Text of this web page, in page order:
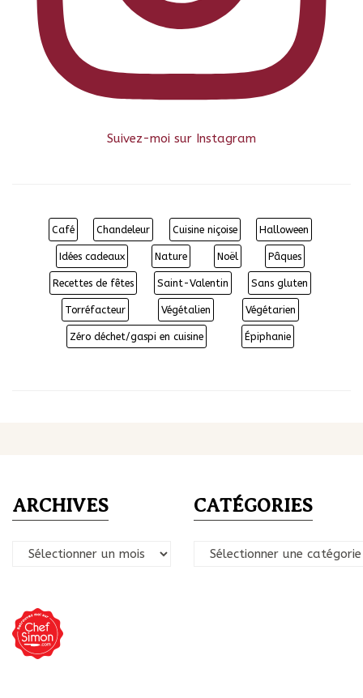
Suivez-moi sur Instagram
Café Chandeleur Cuisine niçoise Halloween
Idées cadeaux Nature Noël Pâques
Recettes de fêtes Saint-Valentin Sans gluten
Torréfacteur Végétalien Végétarien
Zéro déchet/gaspi en cuisine Épiphanie
ARCHIVES
Archives
CATÉGORIES
Catégories